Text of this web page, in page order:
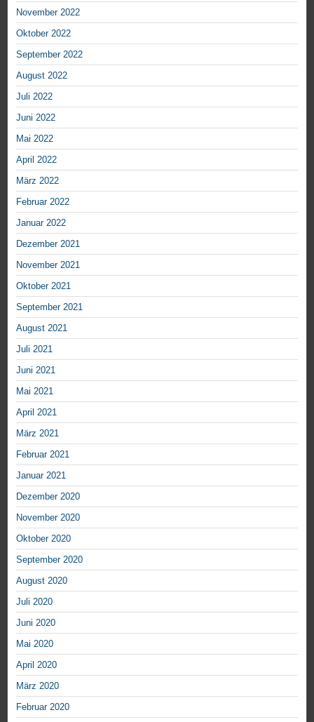
November 2022
Oktober 2022
September 2022
August 2022
Juli 2022
Juni 2022
Mai 2022
April 2022
März 2022
Februar 2022
Januar 2022
Dezember 2021
November 2021
Oktober 2021
September 2021
August 2021
Juli 2021
Juni 2021
Mai 2021
April 2021
März 2021
Februar 2021
Januar 2021
Dezember 2020
November 2020
Oktober 2020
September 2020
August 2020
Juli 2020
Juni 2020
Mai 2020
April 2020
März 2020
Februar 2020